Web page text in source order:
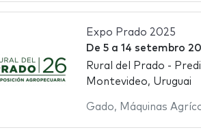
Expo Prado 2025
De 5a 14 setembro
Rural del Prado -
Montevideo, Uruguai
Gado, Máquinas